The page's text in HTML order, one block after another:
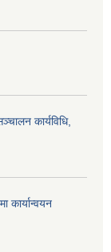
कार्यविधि,
कार्यान्वयन